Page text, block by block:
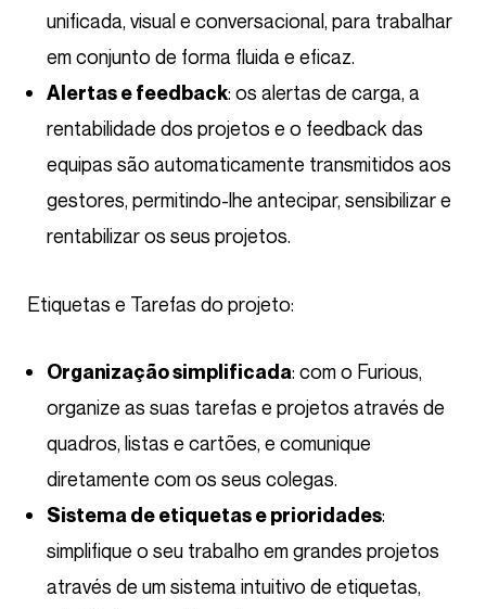
unificada, visual e conversacional, para trabalhar
em conjunto de forma fluida e eficaz.
Alertas e feedback: os alertas de carga, a
rentabilidade dos projetos e o feedback das
equipas são automaticamente transmitidos aos
gestores, permitindo-lhe antecipar, sensibilizar e
rentabilizar os seus projetos.
Etiquetas e Tarefas do projeto:
Organização simplificada: com o Furious,
organize as suas tarefas e projetos através de
quadros, listas e cartões, e comunique
diretamente com os seus colegas.
Sistema de etiquetas e prioridades:
simplifique o seu trabalho em grandes projetos
através de um sistema intuitivo de etiquetas,